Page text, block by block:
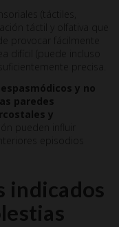
(táctiles,
táctil y olfativa que
provocar fácilmente
difícil (puede incluso
precisa.
y no
paredes
y
pueden influir
episodios
indicados